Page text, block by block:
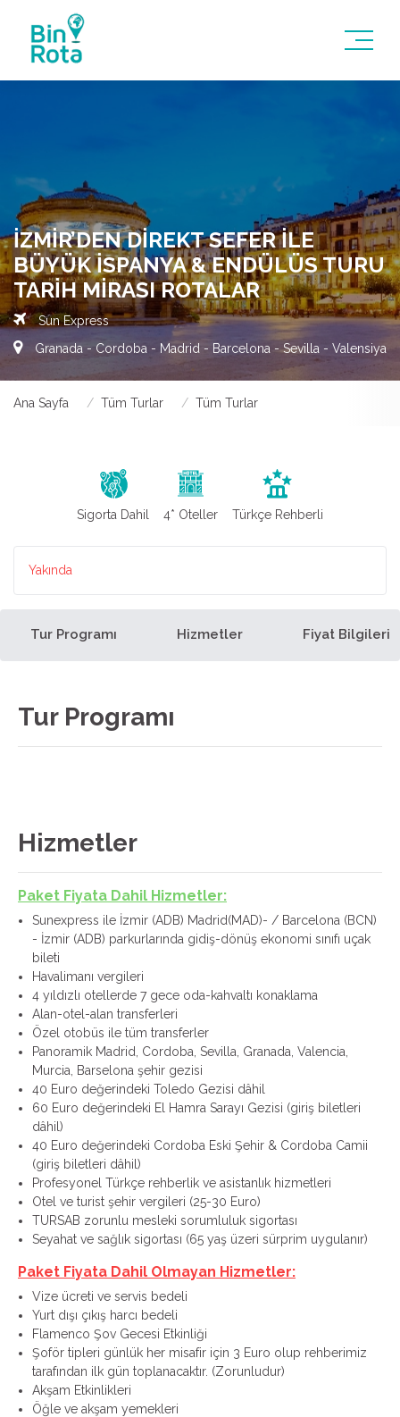
İZMIR’DEN DIREKT SEFER İLE
BÜYÜK İSPANYA & ENDÜLÜS TURU
TARIH MIRASI ROTALAR
Sun Express
Granada - Cordoba - Madrid - Barcelona - Sevilla - Valensiya
Ana Sayfa Tüm Turlar Tüm Turlar
Sigorta Dahil 4* Oteller Türkçe Rehberli
Yakında
Tur Programı Hizmetler Fiyat Bilgileri
Tur Programı
Hizmetler
Paket Fiyata Dahil Hizmetler:
Sunexpress ile İzmir (ADB) Madrid(MAD)- / Barcelona (BCN)
- İzmir (ADB) parkurlarında gidiş-dönüş ekonomi sınıfı uçak
bileti
Havalimanı vergileri
4 yıldızlı otellerde 7 gece oda-kahvaltı konaklama
Alan-otel-alan transferleri
Özel otobüs ile tüm transferler
Panoramik Madrid, Cordoba, Sevilla, Granada, Valencia,
Murcia, Barselona şehir gezisi
40 Euro değerindeki Toledo Gezisi dâhil
60 Euro değerindeki El Hamra Sarayı Gezisi (giriş biletleri
dâhil)
40 Euro değerindeki Cordoba Eski Şehir & Cordoba Camii
(giriş biletleri dâhil)
Profesyonel Türkçe rehberlik ve asistanlık hizmetleri
Otel ve turist şehir vergileri (25-30 Euro)
TURSAB zorunlu mesleki sorumluluk sigortası
Seyahat ve sağlık sigortası (65 yaş üzeri sürprim uygulanır)
Paket Fiyata Dahil Olmayan Hizmetler:
Vize ücreti ve servis bedeli
Yurt dışı çıkış harcı bedeli
Flamenco Şov Gecesi Etkinliği
Şoför tipleri günlük her misafir için 3 Euro olup rehberimiz
tarafından ilk gün toplanacaktır. (Zorunludur)
Akşam Etkinlikleri
Öğle ve akşam yemekleri